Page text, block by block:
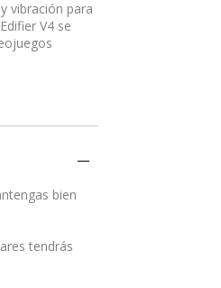
vibración para
V4 se
bien
tendrás